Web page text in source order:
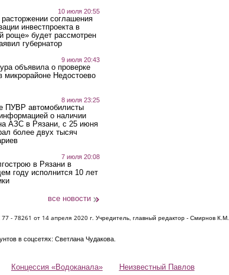
10 июля 20:55
соглашения
инвестпроекта в
роще» будет рассмотрен
губернатор
9 июля 20:43
объявила о проверке
микрорайоне Недостоево
8 июля 23:25
ПУВР автомобилисты
о наличии
АЗС в Рязани, с 25 июня
более двух тысяч
7 июля 20:08
в Рязани в
году исполнится 10 лет
все новости
- 78261 от 14 апреля 2020 г. Учредитель, главный редактор - Смирнов К.М.
в соцсетях: Светлана Чудакова.
Концессия «Водоканала» Неизвестный Павлов